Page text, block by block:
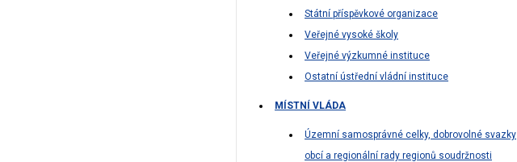
Státní příspěvkové organizace
Veřejné vysoké školy
Veřejné výzkumné instituce
Ostatní ústřední vládní instituce
MÍSTNÍ VLÁDA
Územní samosprávné celky, dobrovolné svazky
obcí a regionální rady regionů soudržnosti